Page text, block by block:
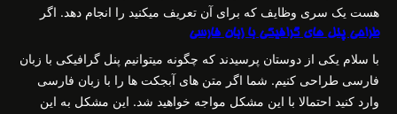
هست یک سری وظایف که برای آن تعریف میکنید را انجام دهد. اگر
پروژه، اندیکاتور باشد،قرار هست طبق یک سری محاسباتی که انجام
میشود، خطوط و…
طراحی پنل های گرافیکی با زبان فارسی
با سلام یکی از دوستان پرسیدند که چگونه میتوانیم پنل گرافیکی با زبان
فارسی طراحی کنیم. شما اگر متن های آبجکت ها را با زبان فارسی
وارد کنید احتمالا با این مشکل مواجه خواهید شد. این مشکل به این